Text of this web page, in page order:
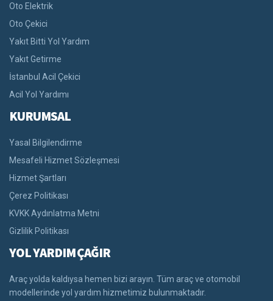
Oto Elektrik
Oto Çekici
Yakıt Bitti Yol Yardım
Yakıt Getirme
İstanbul Acil Çekici
Acil Yol Yardımı
KURUMSAL
Yasal Bilgilendirme
Mesafeli Hizmet Sözleşmesi
Hizmet Şartları
Çerez Politikası
KVKK Aydınlatma Metni
Gizlilik Politikası
YOL YARDIM ÇAĞIR
Araç yolda kaldıysa hemen bizi arayın. Tüm araç ve otomobil
modellerinde yol yardım hizmetimiz bulunmaktadır.